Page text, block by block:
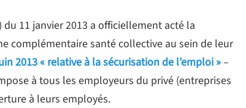
11 janvier 2013 a officiellement acté la
complémentaire santé collective au sein de leur
2013 « relative à la sécurisation de l’emploi »–
à tous les employeurs du privé (entreprises
à leurs employés.